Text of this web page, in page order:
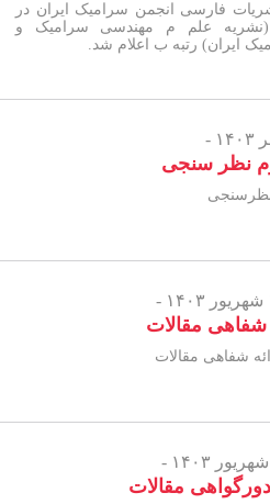
فارسی انجمن سرامیک ایران در
۱۴۰۲ (نشریه علم م مهندسی سرامیک و
ایران) رتبه ب اعلام شد.
نظر سنجی
شفاهی مقالات
شفاهی مقالات
مقالات